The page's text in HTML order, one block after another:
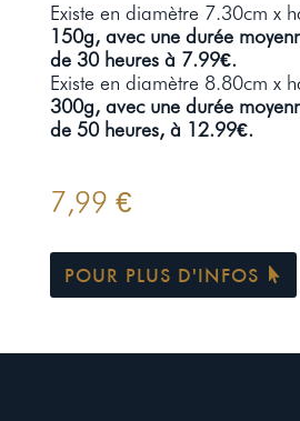
Existe en diamètre 7.30cm x
150g, avec une durée
de 30 heures à 7.99€.
Existe en diamètre 8.80cm x
300g, avec une durée
de 50 heures, à 12.99€.
7,99 €
POUR PLUS D'INFOS